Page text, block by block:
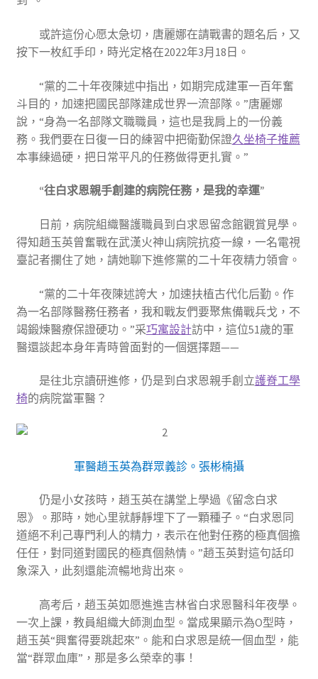
或許這份心愿太急切，唐麗娜在請戰書的題名后，又
按下一枚紅手印，時光定格在2022年3月18日。
“黨的二十年夜陳述中指出，如期完成建軍一百年奮
斗目的，加速把國民部隊建成世界一流部隊。”唐麗娜
說，“身為一名部隊文職職員，這也是我肩上的一份義
務。我們要在日復一日的練習中把衛勤保證久坐椅子推薦
本事練過硬，把日常平凡的任務做得更扎實。”
“往白求恩親手創建的病院任務，是我的幸運”
日前，病院組織醫護職員到白求恩留念館觀賞見學。
得知趙玉英曾奮戰在武漢火神山病院抗疫一線，一名電視
臺記者攔住了她，請她聊下進修黨的二十年夜精力領會。
“黨的二十年夜陳述誇大，加速扶植古代化后勤。作
為一名部隊醫務任務者，我和戰友們要聚焦備戰兵戈，不
竭鍛煉醫療保證硬功。”采巧寓設計訪中，這位51歲的軍
醫還談起本身年青時曾面對的一個選擇題——
是往北京讀研進修，仍是到白求恩親手創立護脊工學
椅的病院當軍醫？
軍醫趙玉英為群眾義診。張彬楠攝
仍是小女孩時，趙玉英在講堂上學過《留念白求
恩》。那時，她心里就靜靜埋下了一顆種子。“白求恩同
道絕不利己專門利人的精力，表示在他對任務的極真個擔
任任，對同道對國民的極真個熱情。”趙玉英對這句話印
象深入，此刻還能流暢地背出來。
高考后，趙玉英如愿進進吉林省白求恩醫科年夜學。
一次上課，教員組織大師測血型。當成果顯示為O型時，
趙玉英“興奮得要跳起來”。能和白求恩是統一個血型，能
當“群眾血庫”，那是多么榮幸的事！